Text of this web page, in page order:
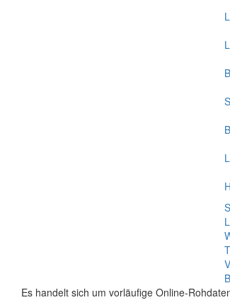
Es handelt sich um vorläufige Online-